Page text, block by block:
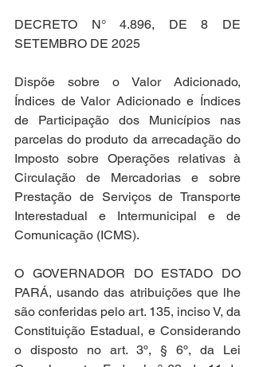
DECRETO N° 4.896, DE 8 DE
SETEMBRO DE 2025
Dispõe sobre o Valor Adicionado,
Índices de Valor Adicionado e Índices
de Participação dos Municípios nas
parcelas do produto da arrecadação do
Imposto sobre Operações relativas à
Circulação de Mercadorias e sobre
Prestação de Serviços de Transporte
Interestadual e Intermunicipal e de
Comunicação (ICMS).
O GOVERNADOR DO ESTADO DO
PARÁ, usando das atribuições que lhe
são conferidas pelo art. 135, inciso V, da
Constituição Estadual, e Considerando
o disposto no art. 3º, § 6º, da Lei